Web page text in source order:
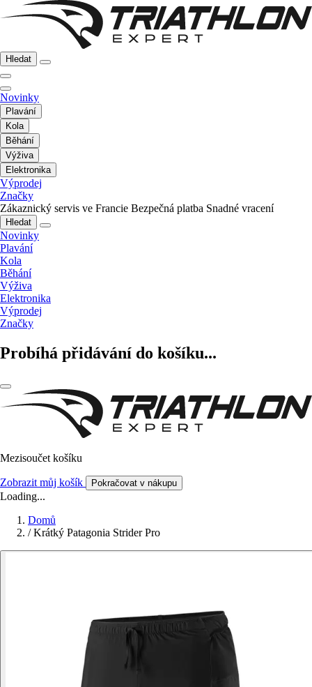
Hledat
Novinky
Plavání
Kola
Běhání
Výživa
Elektronika
Výprodej
Značky
Zákaznický servis ve Francie Bezpečná platba Snadné vracení
Hledat
Novinky
Plavání
Kola
Běhání
Výživa
Elektronika
Výprodej
Značky
Probíhá přidávání do košíku...
Mezisoučet košíku
Zobrazit můj košík Pokračovat v nákupu
Loading...
Domů
/ Krátký Patagonia Strider Pro